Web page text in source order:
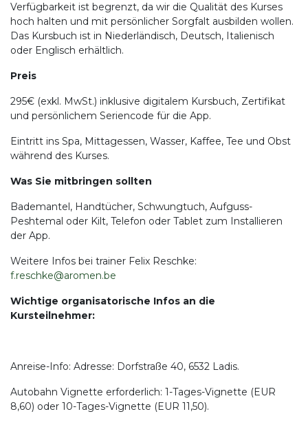
Verfügbarkeit ist begrenzt, da wir die Qualität des Kurses
hoch halten und mit persönlicher Sorgfalt ausbilden wollen.
Das Kursbuch ist in Niederländisch, Deutsch, Italienisch
oder Englisch erhältlich.
Preis
295€ (exkl. MwSt.) inklusive digitalem Kursbuch, Zertifikat
und persönlichem Seriencode für die App.
Eintritt ins Spa, Mittagessen, Wasser, Kaffee, Tee und Obst
während des Kurses.
Was Sie mitbringen sollten
Bademantel, Handtücher, Schwungtuch, Aufguss-
Peshtemal oder Kilt, Telefon oder Tablet zum Installieren
der App.
Weitere Infos bei trainer Felix Reschke:
f.reschke@aromen.be
Wichtige organisatorische Infos an die
Kursteilnehmer:
Anreise-Info: Adresse: Dorfstraße 40, 6532 Ladis.
Autobahn Vignette erforderlich: 1-Tages-Vignette (EUR
8,60) oder 10-Tages-Vignette (EUR 11,50).